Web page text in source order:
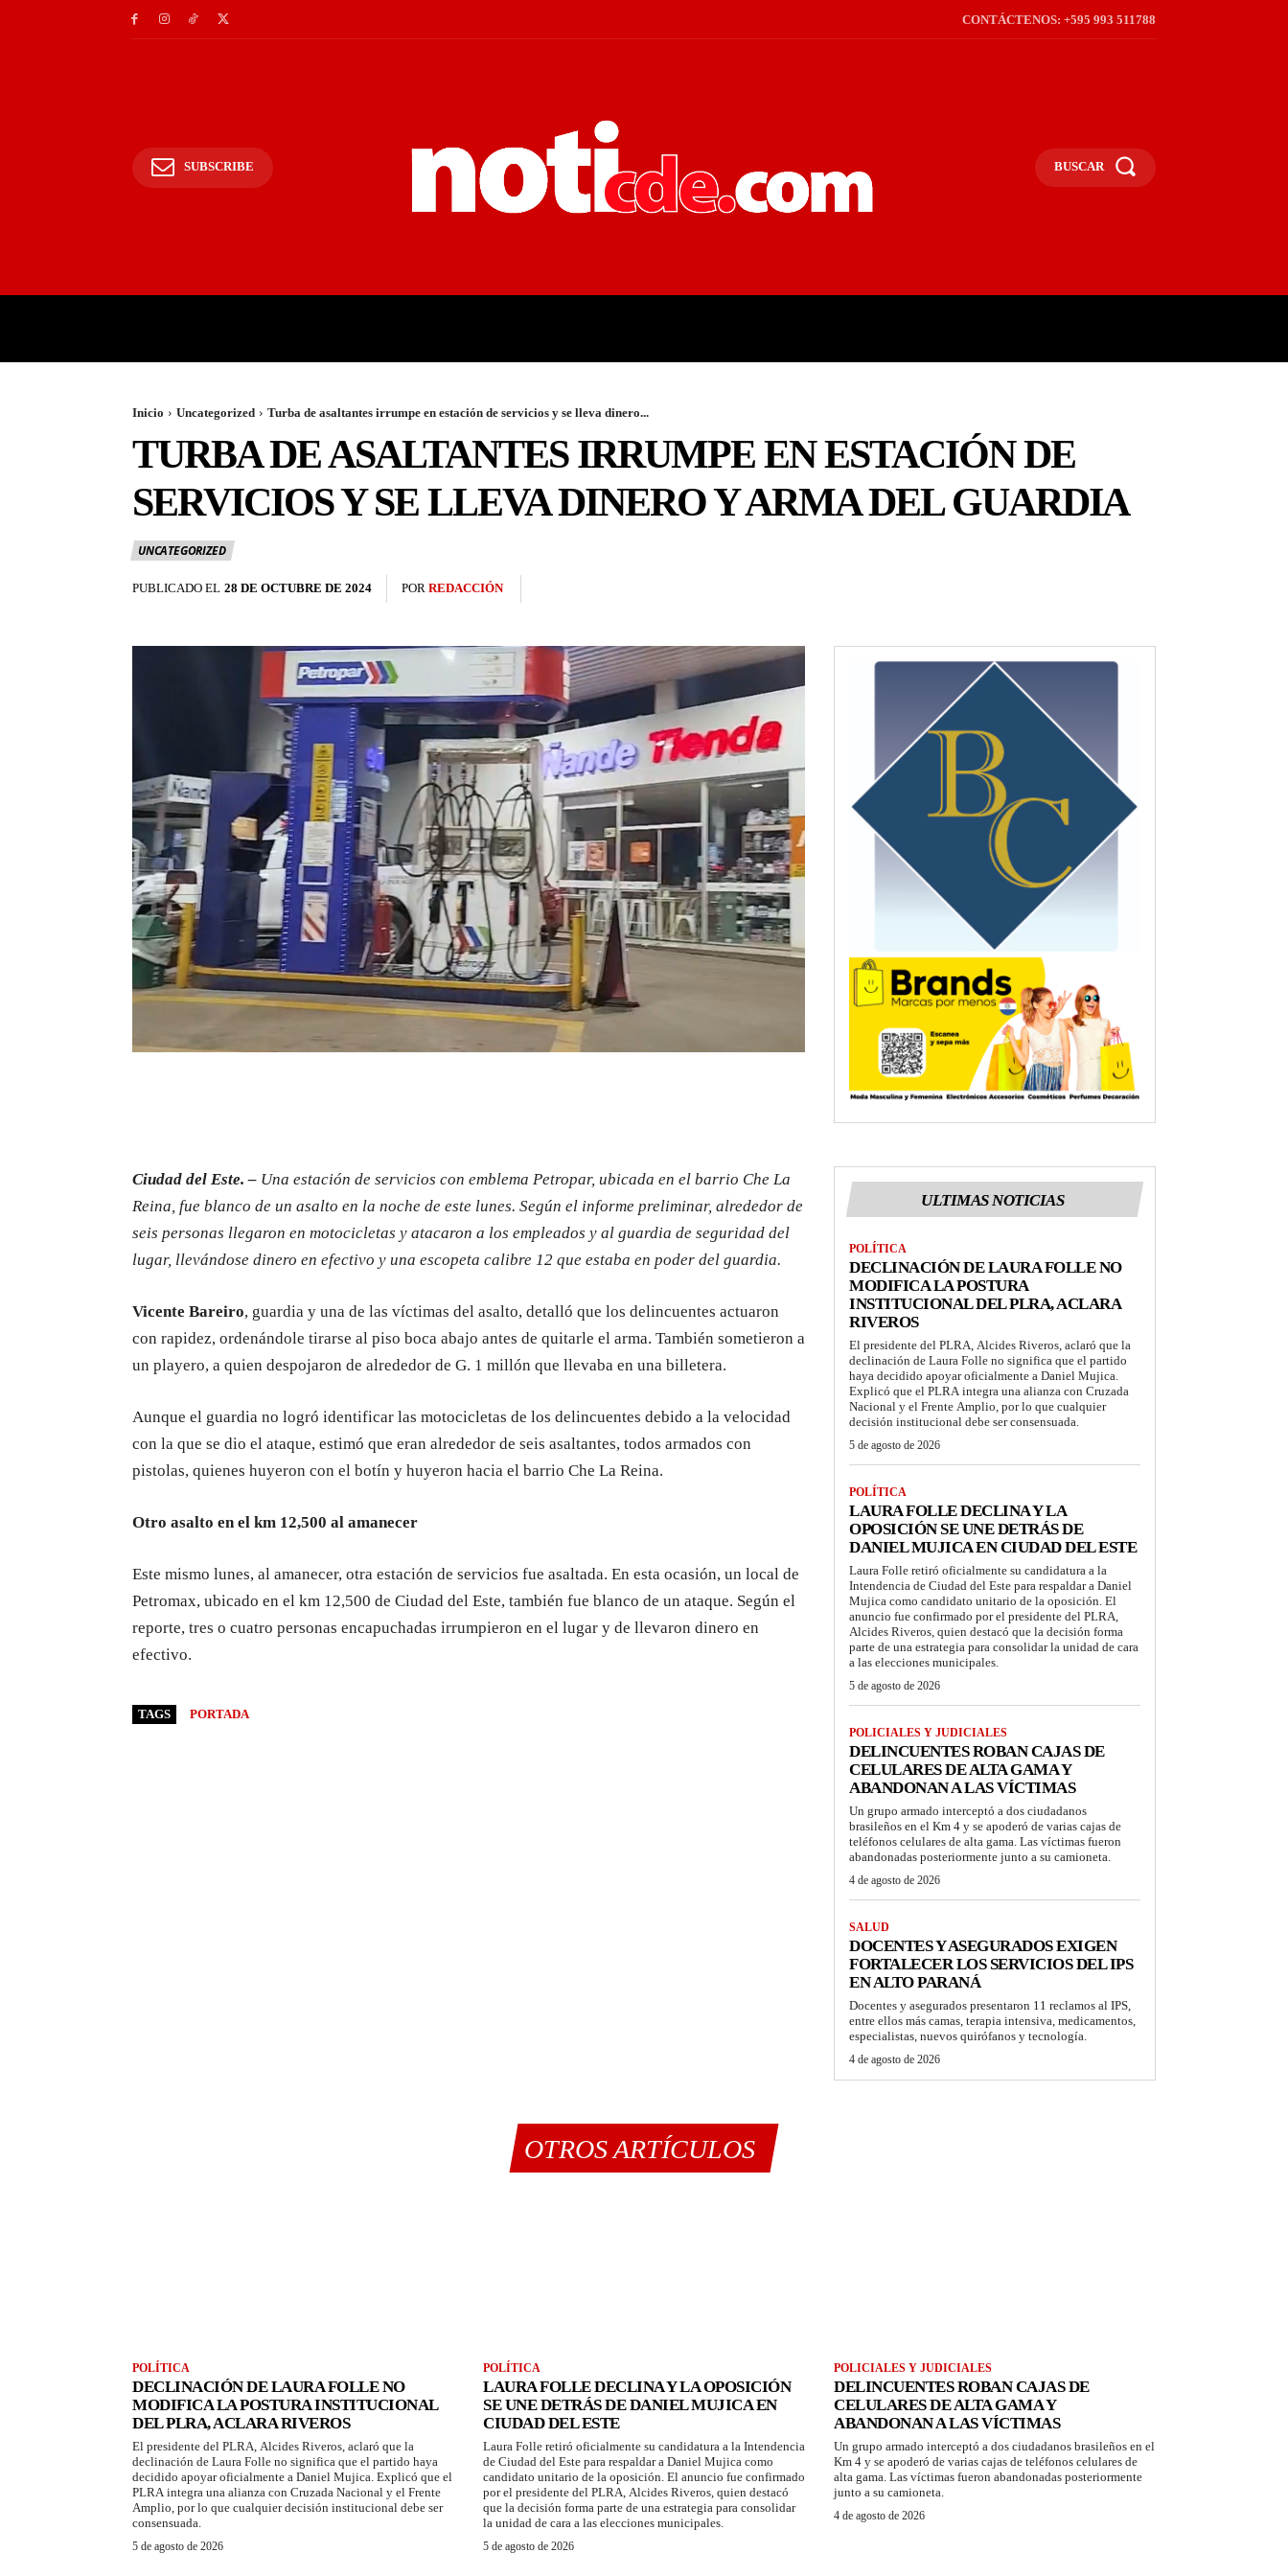
CONTÁCTENOS: +595 993 511788
SUBSCRIBE BUSCAR
Inicio Uncategorized Turba de asaltantes irrumpe en estación de servicios y se lleva dinero...
TURBA DE ASALTANTES IRRUMPE EN ESTACIÓN DE
SERVICIOS Y SE LLEVA DINERO Y ARMA DEL GUARDIA
UNCATEGORIZED
PUBLICADO EL 28 DE OCTUBRE DE 2024 POR REDACCIÓN
Ciudad del Este. – Una estación de servicios con emblema Petropar, ubicada en el barrio Che La
Reina, fue blanco de un asalto en la noche de este lunes. Según el informe preliminar, alrededor de
seis personas llegaron en motocicletas y atacaron a los empleados y al guardia de seguridad del
lugar, llevándose dinero en efectivo y una escopeta calibre 12 que estaba en poder del guardia.
Vicente Bareiro, guardia y una de las víctimas del asalto, detalló que los delincuentes actuaron
con rapidez, ordenándole tirarse al piso boca abajo antes de quitarle el arma. También sometieron a
un playero, a quien despojaron de alrededor de G. 1 millón que llevaba en una billetera.
Aunque el guardia no logró identificar las motocicletas de los delincuentes debido a la velocidad
con la que se dio el ataque, estimó que eran alrededor de seis asaltantes, todos armados con
pistolas, quienes huyeron con el botín y huyeron hacia el barrio Che La Reina.
Otro asalto en el km 12,500 al amanecer
Este mismo lunes, al amanecer, otra estación de servicios fue asaltada. En esta ocasión, un local de
Petromax, ubicado en el km 12,500 de Ciudad del Este, también fue blanco de un ataque. Según el
reporte, tres o cuatro personas encapuchadas irrumpieron en el lugar y de llevaron dinero en
efectivo.
TAGS PORTADA
ULTIMAS NOTICIAS
POLÍTICA
DECLINACIÓN DE LAURA FOLLE NO
MODIFICA LA POSTURA
INSTITUCIONAL DEL PLRA, ACLARA
RIVEROS
El presidente del PLRA, Alcides Riveros, aclaró que la
declinación de Laura Folle no significa que el partido
haya decidido apoyar oficialmente a Daniel Mujica.
Explicó que el PLRA integra una alianza con Cruzada
Nacional y el Frente Amplio, por lo que cualquier
decisión institucional debe ser consensuada.
5 de agosto de 2026
POLÍTICA
LAURA FOLLE DECLINA Y LA
OPOSICIÓN SE UNE DETRÁS DE
DANIEL MUJICA EN CIUDAD DEL ESTE
Laura Folle retiró oficialmente su candidatura a la
Intendencia de Ciudad del Este para respaldar a Daniel
Mujica como candidato unitario de la oposición. El
anuncio fue confirmado por el presidente del PLRA,
Alcides Riveros, quien destacó que la decisión forma
parte de una estrategia para consolidar la unidad de cara
a las elecciones municipales.
5 de agosto de 2026
POLICIALES Y JUDICIALES
DELINCUENTES ROBAN CAJAS DE
CELULARES DE ALTA GAMA Y
ABANDONAN A LAS VÍCTIMAS
Un grupo armado interceptó a dos ciudadanos
brasileños en el Km 4 y se apoderó de varias cajas de
teléfonos celulares de alta gama. Las víctimas fueron
abandonadas posteriormente junto a su camioneta.
4 de agosto de 2026
SALUD
DOCENTES Y ASEGURADOS EXIGEN
FORTALECER LOS SERVICIOS DEL IPS
EN ALTO PARANÁ
Docentes y asegurados presentaron 11 reclamos al IPS,
entre ellos más camas, terapia intensiva, medicamentos,
especialistas, nuevos quirófanos y tecnología.
4 de agosto de 2026
OTROS ARTÍCULOS
POLÍTICA
DECLINACIÓN DE LAURA FOLLE NO
MODIFICA LA POSTURA INSTITUCIONAL
DEL PLRA, ACLARA RIVEROS
El presidente del PLRA, Alcides Riveros, aclaró que la
declinación de Laura Folle no significa que el partido haya
decidido apoyar oficialmente a Daniel Mujica. Explicó que el
PLRA integra una alianza con Cruzada Nacional y el Frente
Amplio, por lo que cualquier decisión institucional debe ser
consensuada.
5 de agosto de 2026
POLÍTICA
LAURA FOLLE DECLINA Y LA OPOSICIÓN
SE UNE DETRÁS DE DANIEL MUJICA EN
CIUDAD DEL ESTE
Laura Folle retiró oficialmente su candidatura a la Intendencia
de Ciudad del Este para respaldar a Daniel Mujica como
candidato unitario de la oposición. El anuncio fue confirmado
por el presidente del PLRA, Alcides Riveros, quien destacó
que la decisión forma parte de una estrategia para consolidar
la unidad de cara a las elecciones municipales.
5 de agosto de 2026
POLICIALES Y JUDICIALES
DELINCUENTES ROBAN CAJAS DE
CELULARES DE ALTA GAMA Y
ABANDONAN A LAS VÍCTIMAS
Un grupo armado interceptó a dos ciudadanos brasileños en el
Km 4 y se apoderó de varias cajas de teléfonos celulares de
alta gama. Las víctimas fueron abandonadas posteriormente
junto a su camioneta.
4 de agosto de 2026